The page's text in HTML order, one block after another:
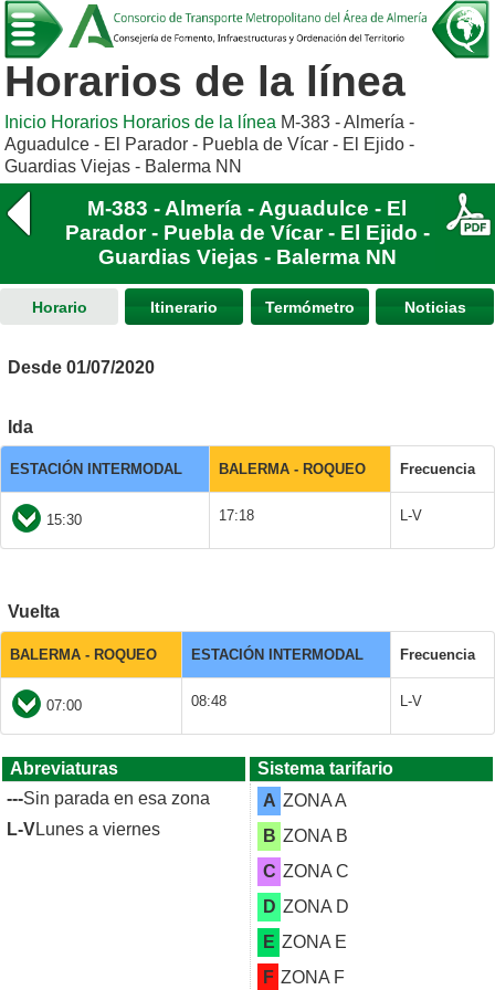
Horarios de la línea
Inicio Horarios Horarios de la línea M-383 - Almería -
Aguadulce - El Parador - Puebla de Vícar - El Ejido -
Guardias Viejas - Balerma NN
M-383 - Almería - Aguadulce - El
Parador - Puebla de Vícar - El Ejido -
Guardias Viejas - Balerma NN
Horario Itinerario Termómetro Noticias
Desde 01/07/2020
Ida
ESTACIÓN INTERMODAL BALERMA - ROQUEO Frecuencia
15:30 17:18 L-V
Vuelta
BALERMA - ROQUEO ESTACIÓN INTERMODAL Frecuencia
07:00 08:48 L-V
Abreviaturas
---Sin parada en esa zona
L-VLunes a viernes
Sistema tarifario
A ZONA A
B ZONA B
C ZONA C
D ZONA D
E ZONA E
F ZONA F